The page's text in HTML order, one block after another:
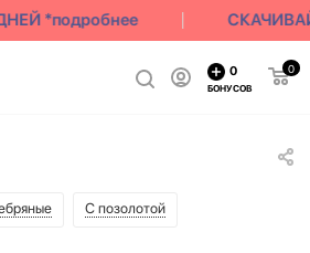
*подробнее
0
0
БОНУСОВ
С позолотой